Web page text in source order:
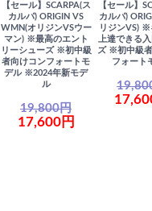
【セール】SCARPA(ス
カルパ) ORIGIN VS
WMN(オリジンVSウー
マン) ※最高のエント
リーシューズ ※初中級
者向けコンフォートモ
デル ※2024年新モデ
ル
19,800円
17,600円
【セール】
カルパ)
リジンVS) ※
上達できる
ズ ※初中級
フォート